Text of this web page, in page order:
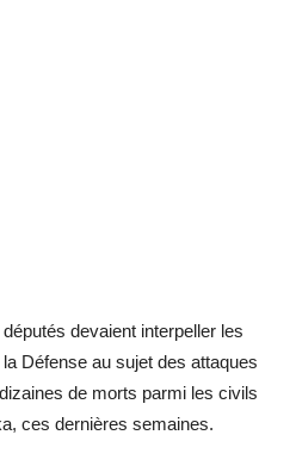
devaient interpeller les
Défense au sujet des attaques
de morts parmi les civils
ces dernières semaines.